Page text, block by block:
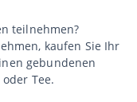
teilnehmen?
kaufen Sie Ihr
gebundenen
Tee.